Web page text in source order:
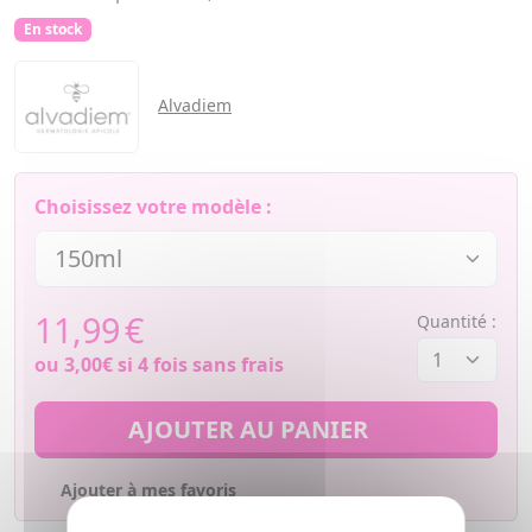
En stock
Alvadiem
Choisissez votre modèle :
11,99€
ou 3,00€si 4 fois sans frais
Quantité :
AJOUTER AU PANIER
Ajouter à mes favoris